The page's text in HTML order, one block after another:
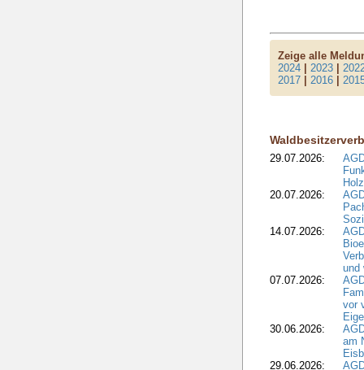
Zeige alle
2024 |2023 |
2017 |2016 |
29.07.2026:
20.07.2026:
14.07.2026:
und
07.07.2026:
vor
30.06.2026:
am
29.06.2026: